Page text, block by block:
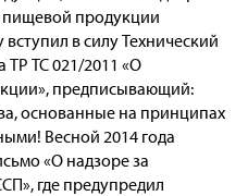
пищевой продукции
в силу Технический
ТС 021/2011 «О
предписывающий:
основанные на принципах
Весной 2014 года
«О надзоре за
где предупредил